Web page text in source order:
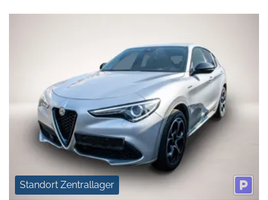
Standort Zentrallager